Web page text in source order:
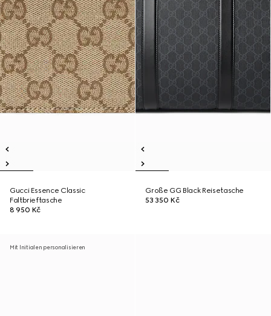
Gucci Essence Classic
Faltbrieftasche
8 950 Kč
Große GG Black Reisetasche
53 350 Kč
Mit Initialen personalisieren